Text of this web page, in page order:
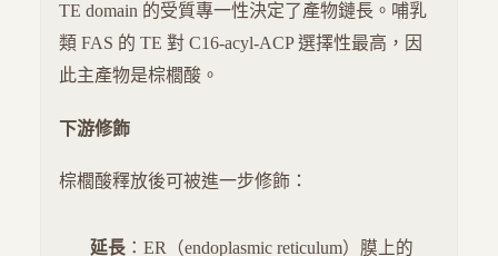
TE domain 的受質專一性決定了產物鏈長。哺乳
類 FAS 的 TE 對 C16-acyl-ACP 選擇性最高，因
此主產物是棕櫚酸。
下游修飾
棕櫚酸釋放後可被進一步修飾：
延長 ：ER（endoplasmic reticulum）膜上的